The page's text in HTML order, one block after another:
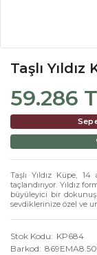
Taşlı Yıldız
59.286
Taşlı Yıldız Küpe, 14
taçlandırıyor. Yıldız
büyüleyici bir
sevdiklerinize özel ve
Stok Kodu
KP684
Barkod